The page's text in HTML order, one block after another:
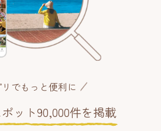
でもっと便利に
ット90,000件を掲載